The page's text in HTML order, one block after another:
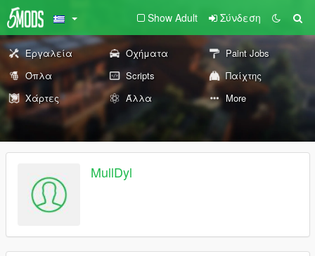
Show Adult Σύνδεση
Εργαλεία Οχήματα
Paint Jobs
Όπλα
Scripts
Παίχτης
Χάρτες
Άλλα More
MullDyl